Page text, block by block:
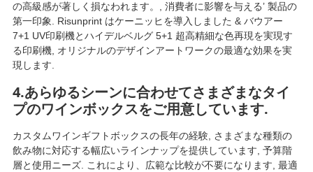
の高級感が著しく損なわれます。, 消費者に影響を与える’ 製品の
第一印象. Risunprint はケーニッヒを導入しました & バウアー
7+1 UV印刷機とハイデルベルグ 5+1 超高精細な色再現を実現す
る印刷機, オリジナルのデザインアートワークの最適な効果を実
現します.
4.あらゆるシーンに合わせてさまざまなタイ
プのワインボックスをご用意しています.
カスタムワインギフトボックスの長年の経験, さまざまな種類の
飲み物に対応する幅広いラインナップを提供しています, 予算階
層と使用ニーズ. これにより、広範な比較が不要になります, 最適